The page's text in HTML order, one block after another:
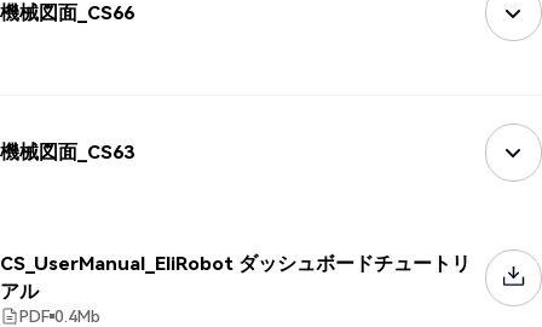
機械図面_CS66
機械図面_CS63
CS_UserManual_EliRobot ダッシュボードチュートリ
アル
PDF 0.4Mb